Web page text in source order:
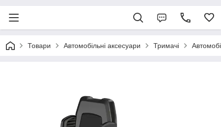
Товари Автомобільні аксесуари Тримачі